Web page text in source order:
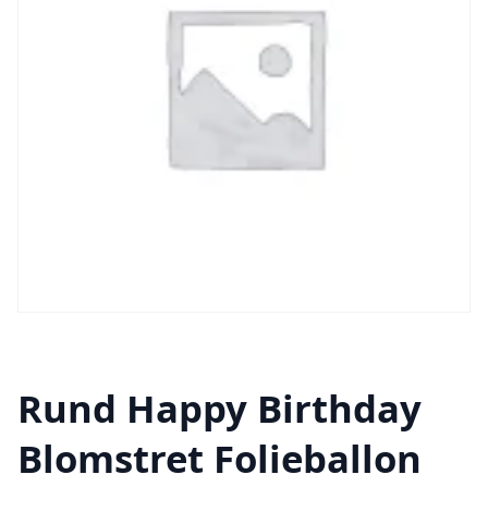
Rund Happy Birthday
Blomstret Folieballon